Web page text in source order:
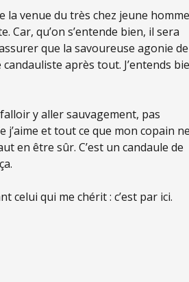
la venue du très chez jeune homme
Car, qu’on s’entende bien, il sera
que la savoureuse agonie de
après tout. J’entends
y aller sauvagement, pas
et tout ce que mon copain ne
en être sûr. C’est un candaule de
celui qui me chérit : c’est par ici.